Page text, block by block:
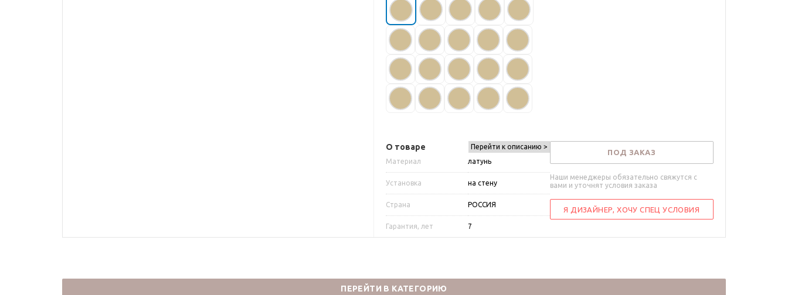
О товаре
Перейти к описанию >
Материал
латунь
Установка на стену
Страна РОССИЯ
Гарантия, лет 7
ПОД ЗАКАЗ
Наши менеджеры обязательно свяжутся с
вами и уточнят условия заказа
Я ДИЗАЙНЕР, ХОЧУ СПЕЦ УСЛОВИЯ
ПЕРЕЙТИ В КАТЕГОРИЮ